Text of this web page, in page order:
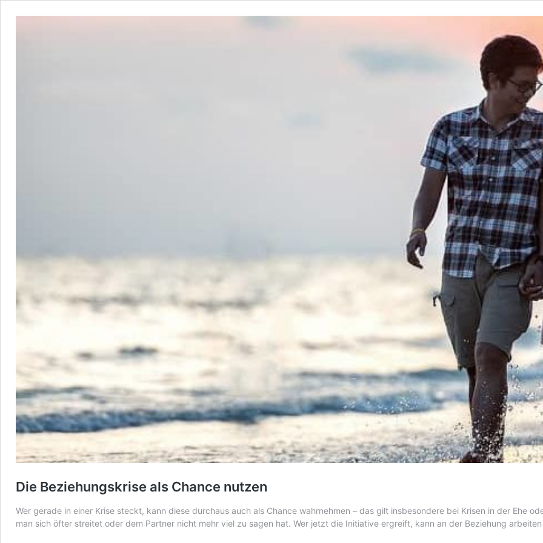
Die Beziehungskrise als Chance nutzen
Wer gerade in einer Krise steckt, kann diese durchaus auch als Chance wahrnehmen – das gilt insbesondere bei Krisen in der Ehe
man sich öfter streitet oder dem Partner nicht mehr viel zu sagen hat. Wer jetzt die Initiative ergreift, kann an der Beziehung